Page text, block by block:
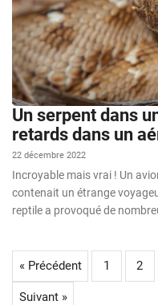
Un serpent dans
retards dans un
22 décembre 2022
Incroyable mais vrai ! Un
contenait un étrange
reptile a provoqué de
« Précédent 1 2
Suivant »